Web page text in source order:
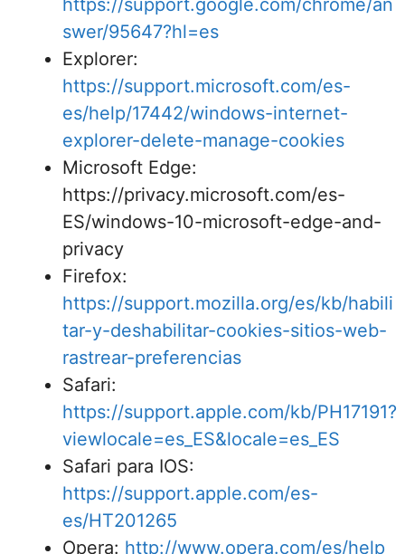
swer/95647?hl=es
Explorer:
https://support.microsoft.com/es-
es/help/17442/windows-internet-
explorer-delete-manage-cookies
Microsoft Edge:
https://privacy.microsoft.com/es-
ES/windows-10-microsoft-edge-and-
privacy
Firefox:
https://support.mozilla.org/es/kb/habili
tar-y-deshabilitar-cookies-sitios-web-
rastrear-preferencias
Safari:
https://support.apple.com/kb/PH17191?
viewlocale=es_ES&locale=es_ES
Safari para IOS:
https://support.apple.com/es-
es/HT201265
Opera: http://www.opera.com/es/help